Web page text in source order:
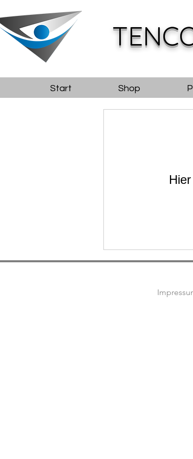
Start Shop